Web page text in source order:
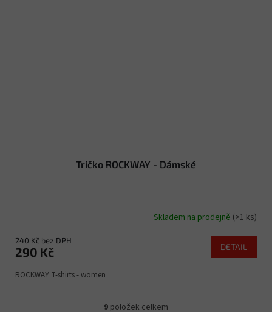
Tričko ROCKWAY - Dámské
Skladem na prodejně (>1 ks)
240 Kč bez DPH
290 Kč DETAIL
ROCKWAY T-shirts - women
9 položek celkem